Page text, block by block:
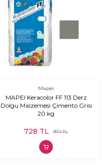
Mapei
MAPEI Keracolor FF 113 Derz
Dolgu Malzemesi Çimento Grisi
20 kg
971TL
728 TL